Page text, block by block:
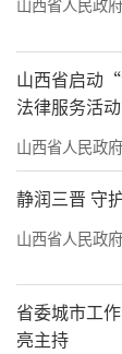
山西省启动
法律服务活动
山西省人民政府
静润三晋 守
山西省人民政府
省委城市工
亮主持